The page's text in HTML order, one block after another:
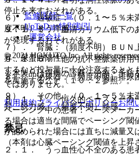
停止を来すおそれがある。
９．１．５． 血清カリウム低下の
が発現するおそれがある。
９．１．６． 他の抗不整脈薬併用
するなど投与量に十分注意するとと
を実施すること〔１０．２参照〕。
９．１．７． 恒久的ペースメーカ
ペーシング中の患者：ペースメーカ
る場合は適当な間隔でペーシング閾
が認められた場合には直ちに減量又
（本剤は心臓ペーシング閾値を上昇
６）． 過敏症：（０．１〜５％未
度不明）そう痒感。
７）． 腎臓：（頻度不明）ＢＵＮ
昇、尿蛋白陽性。
８）． 泌尿器：（頻度不明）排尿
９）． その他：（０．１〜５％未
昇、脱力感、（頻度不明）熱感。
禁忌
２．１． うっ血性心不全のある患
監修医師一覧
UpToDate特別割引
運営会社
© 2021 HOKUTO Inc. All rights
※本製品は疾病の診断・治療・予防
ではありません。
利用規約プライバシーポリシーお問